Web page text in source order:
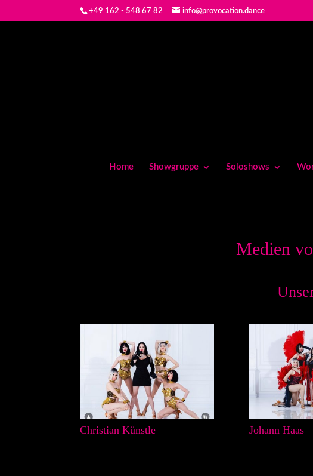
+49 162 - 548 67 82 info@provocation.dance
Home Showgruppe Soloshows
Medien
Christian Künstle Johann Haas